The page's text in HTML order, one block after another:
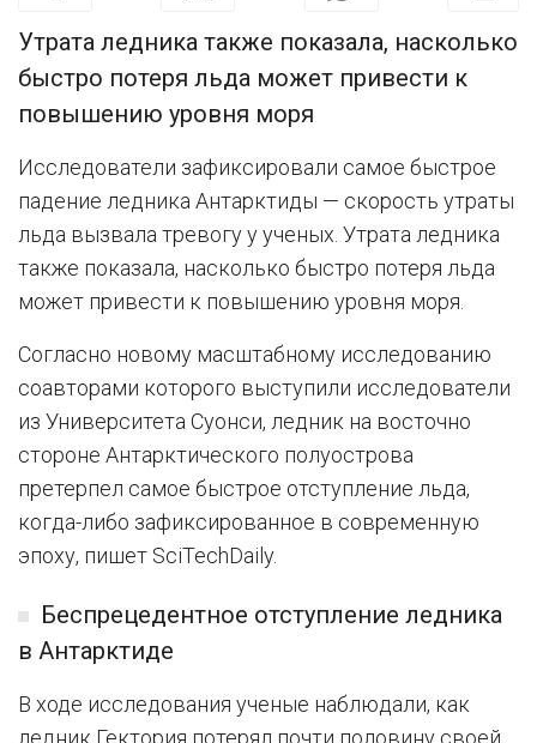
Утрата ледника также показала, насколько
быстро потеря льда может привести к
повышению уровня моря
Исследователи зафиксировали самое быстрое
падение ледника Антарктиды — скорость утраты
льда вызвала тревогу у ученых. Утрата ледника
также показала, насколько быстро потеря льда
может привести к повышению уровня моря.
Согласно новому масштабному исследованию
соавторами которого выступили исследователи
из Университета Суонси, ледник на восточно
стороне Антарктического полуострова
претерпел самое быстрое отступление льда,
когда-либо зафиксированное в современную
эпоху, пишет SciTechDaily.
Беспрецедентное отступление ледника
в Антарктиде
В ходе исследования ученые наблюдали, как
ледник Гектория потерял почти половину своей